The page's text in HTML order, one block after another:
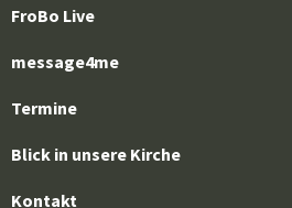
FroBo Live
message4me
Termine
Blick in unsere Kirche
Kontakt